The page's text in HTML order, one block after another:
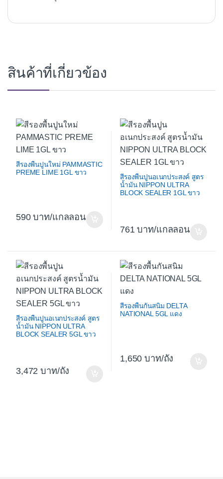
สินค้าที่เกี่ยวข้อง
สีรองพื้นปูนใหม่ PAMMASTIC
PREME LIME 1GL ขาว
590 /แกลลอน
สีรองพื้นปูนอเนกประสงค์ สูตร
น้ำมัน NIPPON ULTRA
BLOCK SEALER 1GL ขาว
761 /แกลลอน
สีรองพื้นปูนอเนกประสงค์ สูตร
น้ำมัน NIPPON ULTRA
BLOCK SEALER 5GL ขาว
3,472 /ถัง
สีรองพื้นกันสนิม DELTA
NATIONAL 5GL แดง
1,650 /ถัง